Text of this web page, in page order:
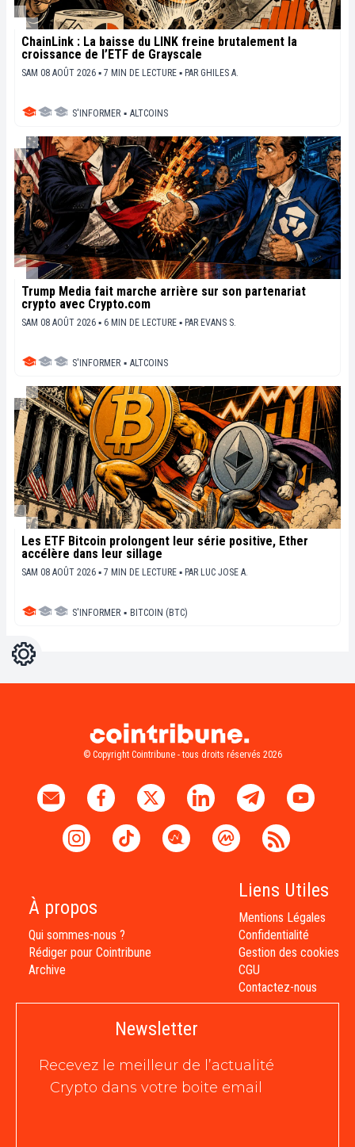
ChainLink : La baisse du LINK freine brutalement la
croissance de l’ETF de Grayscale
SAM 08 AOÛT 2026 ▪ 7 MIN DE LECTURE ▪ PAR GHILES A.
S'INFORMER ▪ ALTCOINS
Trump Media fait marche arrière sur son partenariat
crypto avec Crypto.com
SAM 08 AOÛT 2026 ▪ 6 MIN DE LECTURE ▪ PAR EVANS S.
S'INFORMER ▪ ALTCOINS
Les ETF Bitcoin prolongent leur série positive, Ether
accélère dans leur sillage
SAM 08 AOÛT 2026 ▪ 7 MIN DE LECTURE ▪ PAR LUC JOSE A.
S'INFORMER ▪ BITCOIN (BTC)
Réglages
© Copyright Cointribune - tous droits réservés 2026
À propos
Qui sommes-nous ?
Rédiger pour Cointribune
Archive
Liens Utiles
Mentions Légales
Confidentialité
Gestion des cookies
CGU
Contactez-nous
Newsletter
Recevez le meilleur de l’actualité
Crypto dans votre boite email